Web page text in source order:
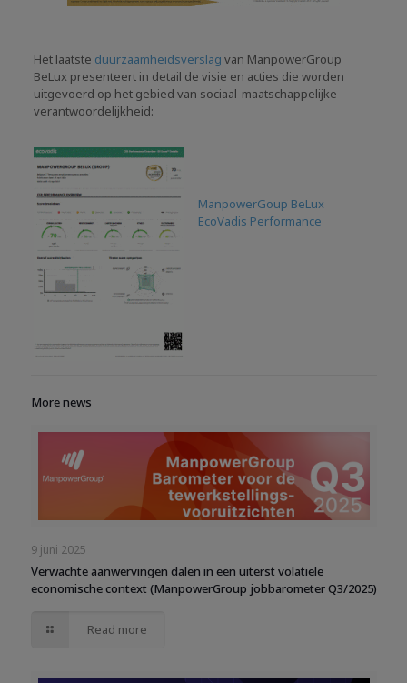
Het laatste duurzaamheidsverslag van ManpowerGroup
BeLux presenteert in detail de visie en acties die worden
uitgevoerd op het gebied van sociaal-maatschappelijke
verantwoordelijkheid:
ManpowerGoup BeLux
EcoVadis Performance
More news
9 juni 2025
Verwachte aanwervingen dalen in een uiterst volatiele
economische context (ManpowerGroup jobbarometer Q3/2025)
Read more